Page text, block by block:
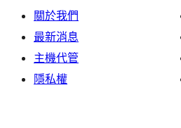
關於我們
最新消息
主機代管
隱私權